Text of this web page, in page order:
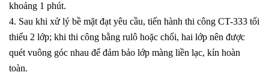
khoảng 1 phút.
4. Sau khi xử lý bề mặt đạt yêu cầu, tiến hành thi công CT-333 tối
thiểu 2 lớp; khi thi công bằng rulô hoặc chổi, hai lớp nên được
quét vuông góc nhau để đảm bảo lớp màng liền lạc, kín hoàn
toàn.